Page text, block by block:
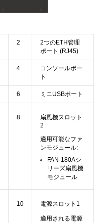
2
2つのETH管理
ポート (RJ45)
4
コンソールポー
ト
6 ミニUSBポート
8
扇風機スロット
2
適用可能なファ
ンモジュール:
FAN-180Aシ
リーズ扇風機
モジュール
10 電源スロット1
適用される電源